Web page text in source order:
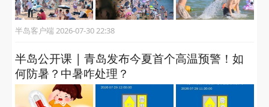
半岛客户端 2026-07-30 22:38
半岛公开课 | 青岛发布今夏首个高温预警！如
何防暑？中暑咋处理？